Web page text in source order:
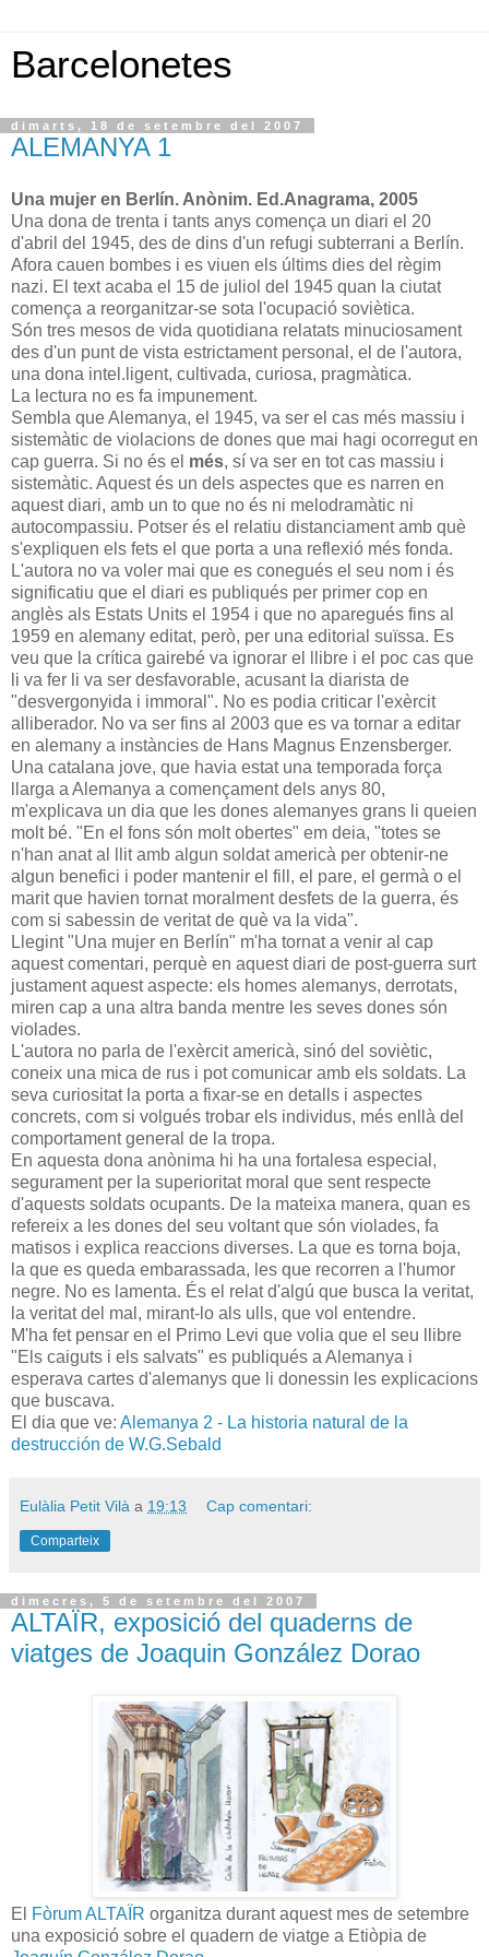
Barcelonetes
dimarts, 18 de setembre del 2007
ALEMANYA 1
Una mujer en Berlín. Anònim. Ed.Anagrama, 2005
Una dona de trenta i tants anys comença un diari el 20
d'abril del 1945, des de dins d'un refugi subterrani a Berlín.
Afora cauen bombes i es viuen els últims dies del règim
nazi. El text acaba el 15 de juliol del 1945 quan la ciutat
comença a reorganitzar-se sota l'ocupació soviètica.
Són tres mesos de vida quotidiana relatats minuciosament
des d'un punt de vista estrictament personal, el de l'autora,
una dona intel.ligent, cultivada, curiosa, pragmàtica.
La lectura no es fa impunement.
Sembla que Alemanya, el 1945, va ser el cas més massiu i
sistemàtic de violacions de dones que mai hagi ocorregut en
cap guerra. Si no és el més, sí va ser en tot cas massiu i
sistemàtic. Aquest és un dels aspectes que es narren en
aquest diari, amb un to que no és ni melodramàtic ni
autocompassiu. Potser és el relatiu distanciament amb què
s'expliquen els fets el que porta a una reflexió més fonda.
L'autora no va voler mai que es conegués el seu nom i és
significatiu que el diari es publiqués per primer cop en
anglès als Estats Units el 1954 i que no aparegués fins al
1959 en alemany editat, però, per una editorial suïssa. Es
veu que la crítica gairebé va ignorar el llibre i el poc cas que
li va fer li va ser desfavorable, acusant la diarista de
"desvergonyida i immoral". No es podia criticar l'exèrcit
alliberador. No va ser fins al 2003 que es va tornar a editar
en alemany a instàncies de Hans Magnus Enzensberger.
Una catalana jove, que havia estat una temporada força
llarga a Alemanya a començament dels anys 80,
m'explicava un dia que les dones alemanyes grans li queien
molt bé. "En el fons són molt obertes" em deia, "totes se
n'han anat al llit amb algun soldat americà per obtenir-ne
algun benefici i poder mantenir el fill, el pare, el germà o el
marit que havien tornat moralment desfets de la guerra, és
com si sabessin de veritat de què va la vida".
Llegint "Una mujer en Berlín" m'ha tornat a venir al cap
aquest comentari, perquè en aquest diari de post-guerra surt
justament aquest aspecte: els homes alemanys, derrotats,
miren cap a una altra banda mentre les seves dones són
violades.
L'autora no parla de l'exèrcit americà, sinó del soviètic,
coneix una mica de rus i pot comunicar amb els soldats. La
seva curiositat la porta a fixar-se en detalls i aspectes
concrets, com si volgués trobar els individus, més enllà del
comportament general de la tropa.
En aquesta dona anònima hi ha una fortalesa especial,
segurament per la superioritat moral que sent respecte
d'aquests soldats ocupants. De la mateixa manera, quan es
refereix a les dones del seu voltant que són violades, fa
matisos i explica reaccions diverses. La que es torna boja,
la que es queda embarassada, les que recorren a l'humor
negre. No es lamenta. És el relat d'algú que busca la veritat,
la veritat del mal, mirant-lo als ulls, que vol entendre.
M'ha fet pensar en el Primo Levi que volia que el seu llibre
"Els caiguts i els salvats" es publiqués a Alemanya i
esperava cartes d'alemanys que li donessin les explicacions
que buscava.
El dia que ve: Alemanya 2 - La historia natural de la
destrucción de W.G.Sebald
Eulàlia Petit Vilà a 19:13 Cap comentari:
Comparteix
dimecres, 5 de setembre del 2007
ALTAÏR, exposició del quaderns de
viatges de Joaquin González Dorao
El Fòrum ALTAÏR organitza durant aquest mes de setembre
una exposició sobre el quadern de viatge a Etiòpia de